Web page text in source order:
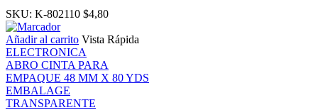
SKU: K-802110 $4,80
Añadir al carrito Vista Rápida
ELECTRONICA
ABRO CINTA PARA
EMPAQUE 48 MM X 80 YDS
EMBALAGE
TRANSPARENTE